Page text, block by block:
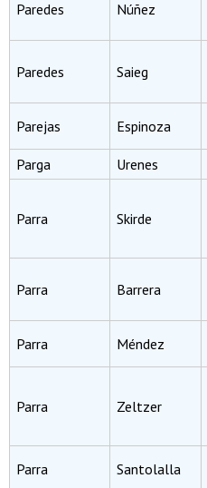
Paredes Núñez
Paredes Saieg
Parejas Espinoza
Parga
Urenes
Parra Skirde
Parra Barrera
Parra Méndez
Parra Zeltzer
Parra Santolalla